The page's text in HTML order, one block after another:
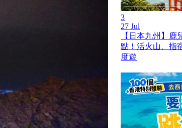
3
27 Jul
【日本九州】鹿
點！活火山、指
度遊